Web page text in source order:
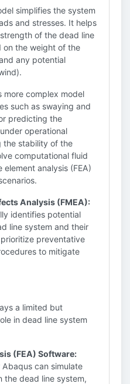
simplifies the system
and stresses. It helps
of the dead line
on the weight of the
any potential
more complex model
such as swaying and
predicting the
operational
the stability of the
computational fluid
analysis (FEA)
Analysis (FMEA):
identifies potential
line system and their
preventative
to mitigate
a limited but
in dead line system
(FEA) Software:
can simulate
the dead line system,